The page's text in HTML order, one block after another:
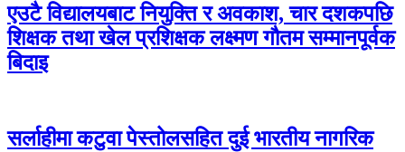
एउटै विद्यालयबाट नियुक्ति र अवकाश, चार दशकपछि
शिक्षक तथा खेल प्रशिक्षक लक्ष्मण गौतम सम्मानपूर्वक
बिदाइ
सर्लाहीमा कटुवा पेस्तोलसहित दुई भारतीय नागरिक